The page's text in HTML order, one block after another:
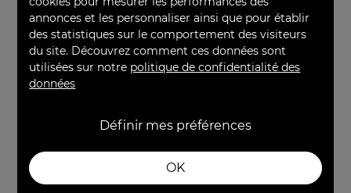
Retour en haut
annonces et les personnaliser ainsi que pour établir
des statistiques sur le comportement des visiteurs
du site. Découvrez comment ces données sont
utilisées sur notre politique de confidentialité des
données
OK
Définir mes préférences